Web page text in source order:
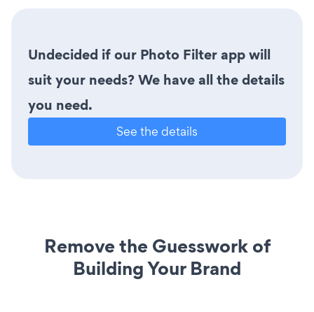
Undecided if our Photo Filter app will
suit your needs? We have all the details
you need.
See the details
Remove the Guesswork of
Building Your Brand